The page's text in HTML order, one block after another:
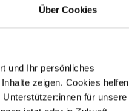
Über Cookies
und Ihr persönliches
zeigen. Cookies helfen
für unsere
(FC) die
in den Distrikten